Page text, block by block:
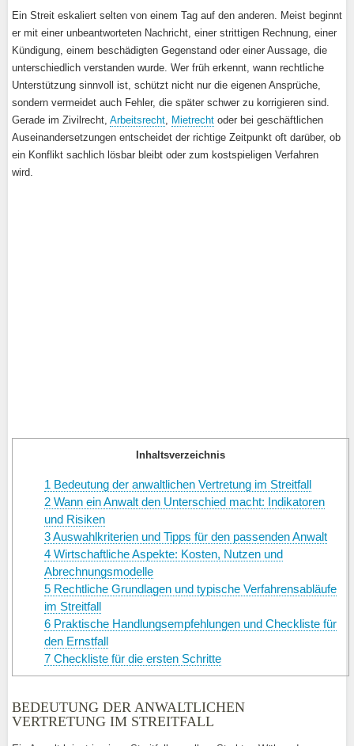
Ein Streit eskaliert selten von einem Tag auf den anderen. Meist beginnt
er mit einer unbeantworteten Nachricht, einer strittigen Rechnung, einer
Kündigung, einem beschädigten Gegenstand oder einer Aussage, die
unterschiedlich verstanden wurde. Wer früh erkennt, wann rechtliche
Unterstützung sinnvoll ist, schützt nicht nur die eigenen Ansprüche,
sondern vermeidet auch Fehler, die später schwer zu korrigieren sind.
Gerade im Zivilrecht, Arbeitsrecht Mietrecht oder bei geschäftlichen
Auseinandersetzungen entscheidet der richtige Zeitpunkt oft darüber, ob
ein Konflikt sachlich lösbar bleibt oder zum kostspieligen Verfahren
wird.
Inhaltsverzeichnis
1 Bedeutung der anwaltlichen Vertretung im Streitfall
2 Wann ein Anwalt den Unterschied macht: Indikatoren
und Risiken
3Auswahlkriterien und Tipps für den passenden Anwalt
4 Wirtschaftliche Aspekte: Kosten, Nutzen und
Abrechnungsmodelle
5 Rechtliche Grundlagen und typische Verfahrensabläufe
im Streitfall
6 Praktische Handlungsempfehlungen und Checkliste für
den Ernstfall
7 Checkliste für die ersten Schritte
BEDEUTUNG DER ANWALTLICHEN
VERTRETUNG IM STREITFALL